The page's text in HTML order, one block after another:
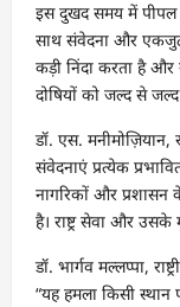
इस दुखद समय में पीपल
साथ संवेदना और
कड़ी निंदा करता है और
दोषियों को जल्द से
डॉ. एस. मनीमोज़ियान,
संवेदनाएं प्रत्येक
नागरिकों और प्रशासन
है। राष्ट्र सेवा और
डॉ. भार्गव मल्लप्पा,
“यह हमला किसी स्थान